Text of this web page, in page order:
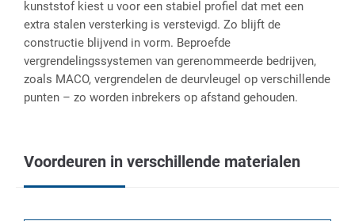
kunststof kiest u voor een stabiel profiel dat met een
extra stalen versterking is verstevigd. Zo blijft de
constructie blijvend in vorm. Beproefde
vergrendelingssystemen van gerenommeerde bedrijven,
zoals MACO, vergrendelen de deurvleugel op verschillende
punten – zo worden inbrekers op afstand gehouden.
Voordeuren in verschillende materialen